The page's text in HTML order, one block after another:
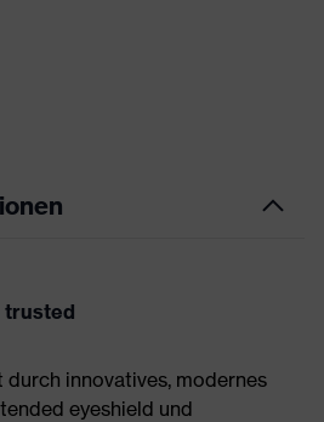
trusted
innovatives, modernes
eyeshield und